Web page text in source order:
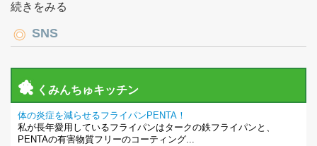
続きをみる
SNS
くみんちゅキッチン
体の炎症を減らせるフライパンPENTA！
私が長年愛用しているフライパンはタークの鉄フライパンと、
PENTAの有害物質フリーのコーティング...